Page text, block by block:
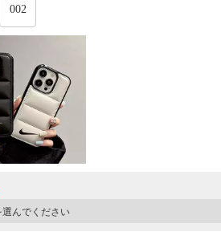
002